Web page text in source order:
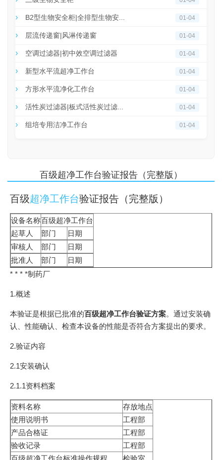
B2型生物安全柜|全排型生物安... 01-04
层流传递窗|风淋传递窗 01-04
空调过滤器|初中效空调过滤器 01-04
新型水平流超净工作台 01-04
方形水平流净化工作台 01-04
活性炭过滤器|板式活性炭过滤... 01-04
组培专用洁净工作台 01-04
百级超净工作台验证报告（完整版）
百级超净工作台验证报告（完整版）
设备名称百级超净工作台
起草人
部门
日期
审核人
部门
日期
批准人
部门
日期
* * * *制药厂
1.概述
本验证是根据已批准的百级超净工作台验证方案。通过安装确
认、性能确认、检查本设备的性能是否符合方案提出的要求。
2.验证内容
2.1安装确认
2.1.1资料档案
资料名称
存放地点
使用说明书
工程部
产品合格证
工程部
验收记录
工程部
百级超净工作台标准操作规程
检验室